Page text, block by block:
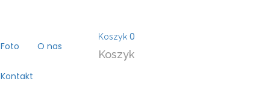
Foto O nas
Kontakt
Koszyk 0
Koszyk